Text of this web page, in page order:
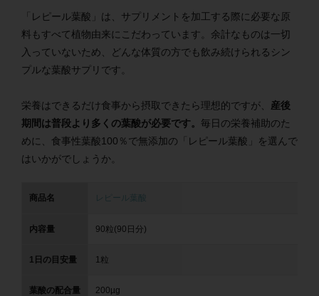
「レピール葉酸」は、サプリメントを加工する際に必要な原
料もすべて植物由来にこだわっています。余計なものは一切
入っていないため、どんな体質の方でも飲み続けられるシン
プルな葉酸サプリです。
栄養はできるだけ食事から摂取できたら理想的ですが、 産後
期間は普段より多くの葉酸が必要です。 毎日の栄養補助のた
めに、食事性葉酸100％で無添加の「レピール葉酸」を選んで
はいかがでしょうか。
商品名 レピール葉酸
内容量 90粒(90日分)
1日の目安量 1粒
葉酸の配合量 200µg